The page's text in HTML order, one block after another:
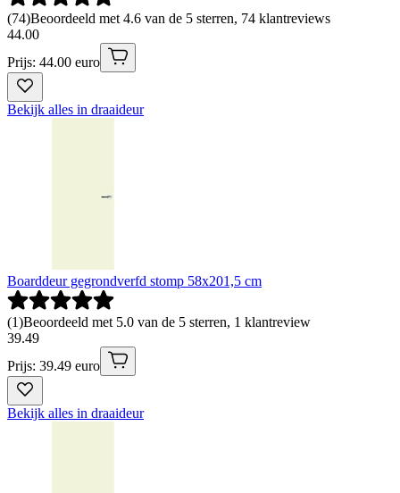
(74)Beoordeeld met 4.6 van de 5 sterren, 74 klantreviews
44.00
Prijs: 44.00 euro
Bekijk alles in draaideur
Boarddeur gegrondverfd stomp 58x201,5 cm
(1)Beoordeeld met 5.0 van de 5 sterren, 1 klantreview
39.49
Prijs: 39.49 euro
Bekijk alles in draaideur